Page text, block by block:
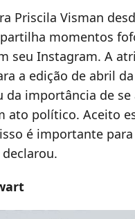
Priscila Visman
momentos
seu Instagram. A
a edição de abril
da importância de
ato político. Aceito
é importante